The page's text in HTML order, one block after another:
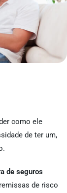
como ele
de ter um,
de seguros
de risco